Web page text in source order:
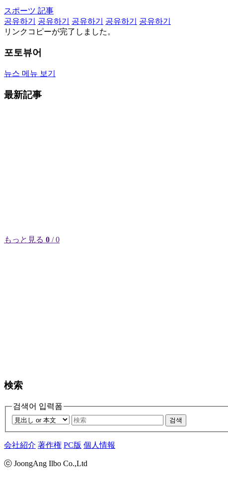
スポーツ 記事
공유하기
공유하기 공유하기 공유하기
공유하기
リンクコピーが完了しました。
포토뷰어
뉴스 메뉴 보기
最新記事
もっと見る 0 / 0
検索
검색어 입력폼
검색
会社紹介 著作権 PC版 個人情報
ⓒ JoongAng Ilbo Co.,Ltd